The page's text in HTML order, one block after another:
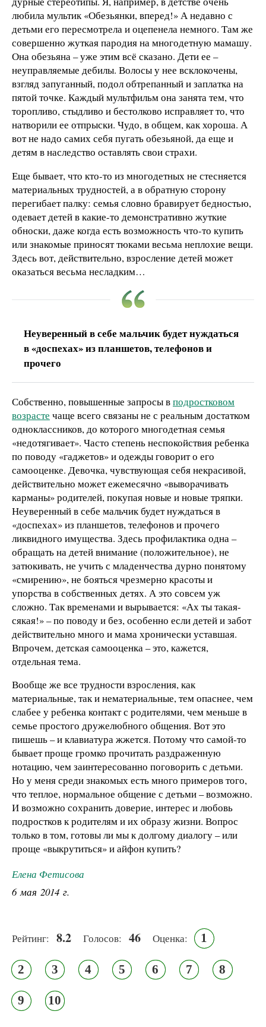
любила мультик «Обезьянки, вперед!» А недавно с
детьми его пересмотрела и оцепенела немного. Там же
совершенно жуткая пародия на многодетную мамашу.
Она обезьяна – уже этим всё сказано. Дети ее –
неуправляемые дебилы. Волосы у нее всклокочены,
взгляд запуганный, подол обтрепанный и заплатка на
пятой точке. Каждый мультфильм она занята тем, что
торопливо, стыдливо и бестолково исправляет то, что
натворили ее отпрыски. Чудо, в общем, как хороша. А
вот не надо самих себя пугать обезьяной, да еще и
детям в наследство оставлять свои страхи.
Еще бывает, что кто-то из многодетных не стесняется
материальных трудностей, а в обратную сторону
перегибает палку: семья словно бравирует бедностью,
одевает детей в какие-то демонстративно жуткие
обноски, даже когда есть возможность что-то купить
или знакомые приносят тюками весьма неплохие вещи.
Здесь вот, действительно, взросление детей может
оказаться весьма несладким…
Неуверенный в себе мальчик будет нуждаться
в «доспехах» из планшетов, телефонов и
прочего
Собственно, повышенные запросы вподростковом
возрасте чаще всего связаны не с реальным достатком
одноклассников, до которого многодетная семья
«недотягивает». Часто степень неспокойствия ребенка
по поводу «гаджетов» и одежды говорит о его
самооценке. Девочка, чувствующая себя некрасивой,
действительно может ежемесячно «выворачивать
карманы» родителей, покупая новые и новые тряпки.
Неуверенный в себе мальчик будет нуждаться в
«доспехах» из планшетов, телефонов и прочего
ликвидного имущества. Здесь профилактика одна –
обращать на детей внимание (положительное), не
затюкивать, не учить с младенчества дурно понятому
«смирению», не бояться чрезмерно красоты и
упорства в собственных детях. А это совсем уж
сложно. Так временами и вырывается: «Ах ты такая-
сякая!» – по поводу и без, особенно если детей и забот
действительно много и мама хронически уставшая.
Впрочем, детская самооценка – это, кажется,
отдельная тема.
Вообще же все трудности взросления, как
материальные, так и нематериальные, тем опаснее, чем
слабее у ребенка контакт с родителями, чем меньше в
семье простого дружелюбного общения. Вот это
пишешь – и клавиатура жжется. Потому что самой-то
бывает проще громко прочитать раздраженную
нотацию, чем заинтересованно поговорить с детьми.
Но у меня среди знакомых есть много примеров того,
что теплое, нормальное общение с детьми – возможно.
И возможно сохранить доверие, интерес и любовь
подростков к родителям и их образу жизни. Вопрос
только в том, готовы ли мы к долгому диалогу – или
проще «выкрутиться» и айфон купить?
Елена Фетисова
6 мая 2014 г.
Рейтинг: 8.2 Голосов: 46 Оценка: 1
2 3 4 5 6 7 8
9 10